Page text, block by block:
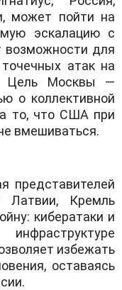
может пойти на
эскалацию с
возможности для
атак на
Цель Москвы —
о коллективной
то, что США при
вмешиваться.
представителей
Латвии, Кремль
кибератаки и
избежать
оставаясь